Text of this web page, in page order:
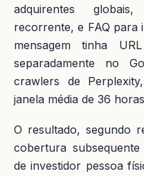
adquirentes
recorrente, e FAQ para
mensagem tinha
separadamente no
crawlers de
janela média de 36
O resultado, segundo
cobertura
de investidor pessoa